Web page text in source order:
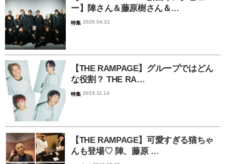
ー】陣さん＆藤原樹さん＆…
特集 2020.04.21
【THE RAMPAGE】グループではどん
な役割？ THE RA…
特集 2019.11.14
【THE RAMPAGE】可愛すぎる猫ちゃ
んも登場♡ 陣、藤原 …